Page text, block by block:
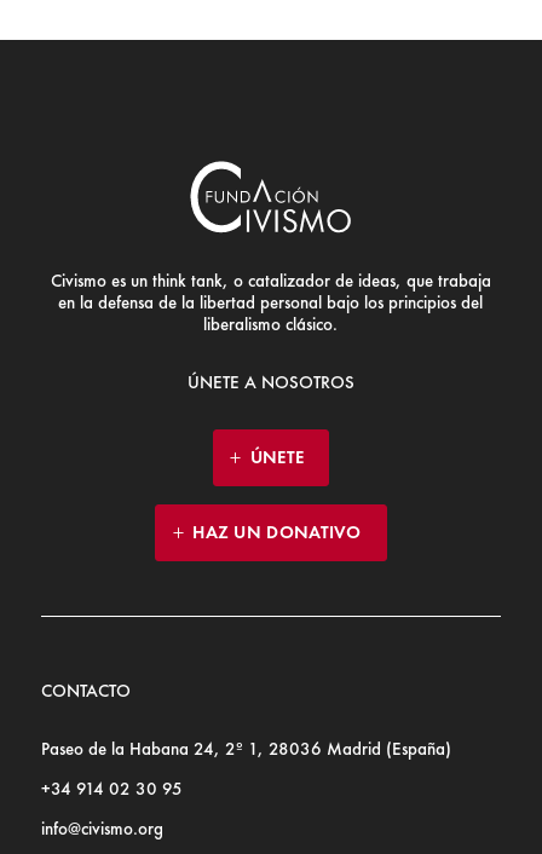
Civismo es un think tank, o catalizador de ideas, que trabaja
en la defensa de la libertad personal bajo los principios del
liberalismo clásico.
ÚNETE A NOSOTROS
ÚNETE
HAZ UN DONATIVO
CONTACTO
Paseo de la Habana 24, 2º 1, 28036 Madrid (España)
+34 914 02 30 95
info@civismo.org